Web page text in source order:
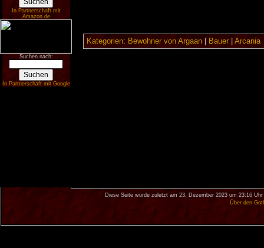
In Partnerschaft mit
Amazon.de
Suchen nach:
In Partnerschaft mit Google
Kategorien: Bewohner von Argaan| Bauer| Arcania
Diese Seite wurde zuletzt am 23. Dezember 2023 um 23:16 Uhr
Über den